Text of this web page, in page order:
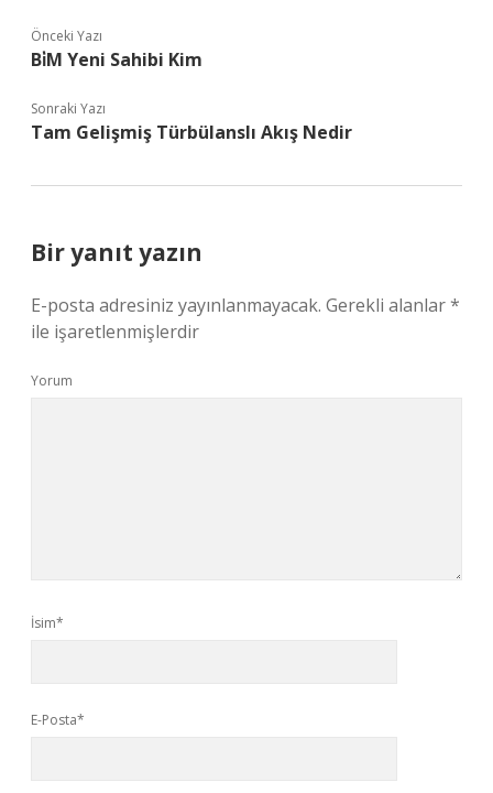
Önceki Yazı
Bi̇M Yeni Sahibi Kim
Sonraki Yazı
Tam Gelişmiş Türbülanslı Akış Nedir
Bir yanıt yazın
E-posta adresiniz yayınlanmayacak. Gerekli alanlar*
ile işaretlenmişlerdir
Yorum
İsim*
E-Posta*